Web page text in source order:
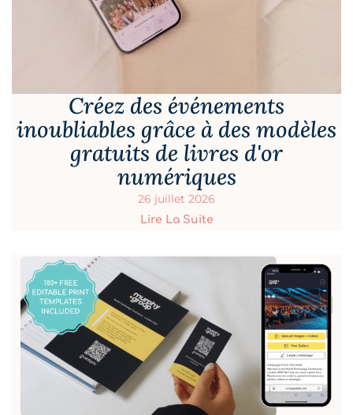
Créez des événements
inoubliables grâce à des modèles
gratuits de livres d'or
numériques
26 juillet 2026
Lire La Suite